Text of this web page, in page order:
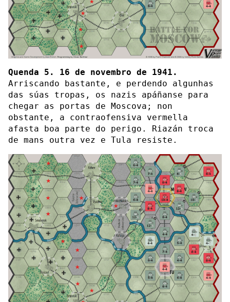
Quenda 5. 16 de novembro de 1941.
Arriscando bastante, e perdendo algunhas
das súas tropas, os nazis apáñanse para
chegar as portas de Moscova; non
obstante, a contraofensiva vermella
afasta boa parte do perigo. Riazán troca
de mans outra vez e Tula resiste.